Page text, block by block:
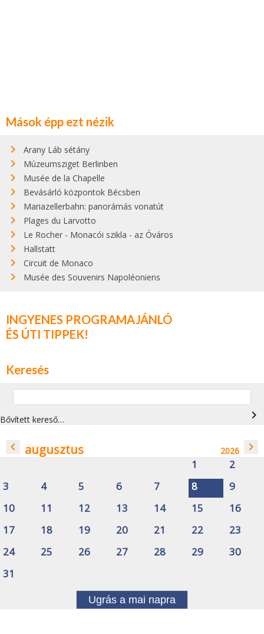
Mások épp ezt nézik
Arany Láb sétány
Múzeumsziget Berlinben
Musée de la Chapelle
Bevásárló központok Bécsben
Mariazellerbahn: panorámás vonatút
Plages du Larvotto
Le Rocher - Monacói szikla - az Óváros
Hallstatt
Circuit de Monaco
Musée des Souvenirs Napoléoniens
INGYENES PROGRAMAJÁNLÓ
ÉS ÚTI TIPPEK!
Keresés
Bővített kereső… navigate_next
navigate_before augusztus 2026 navigate_next
1
2
3
4 5 6 7 8
9
10
11 12 13 14 15
16
17
18 19 20 21 22
23
24
25 26 27 28 29
30
31
Ugrás a mai napra